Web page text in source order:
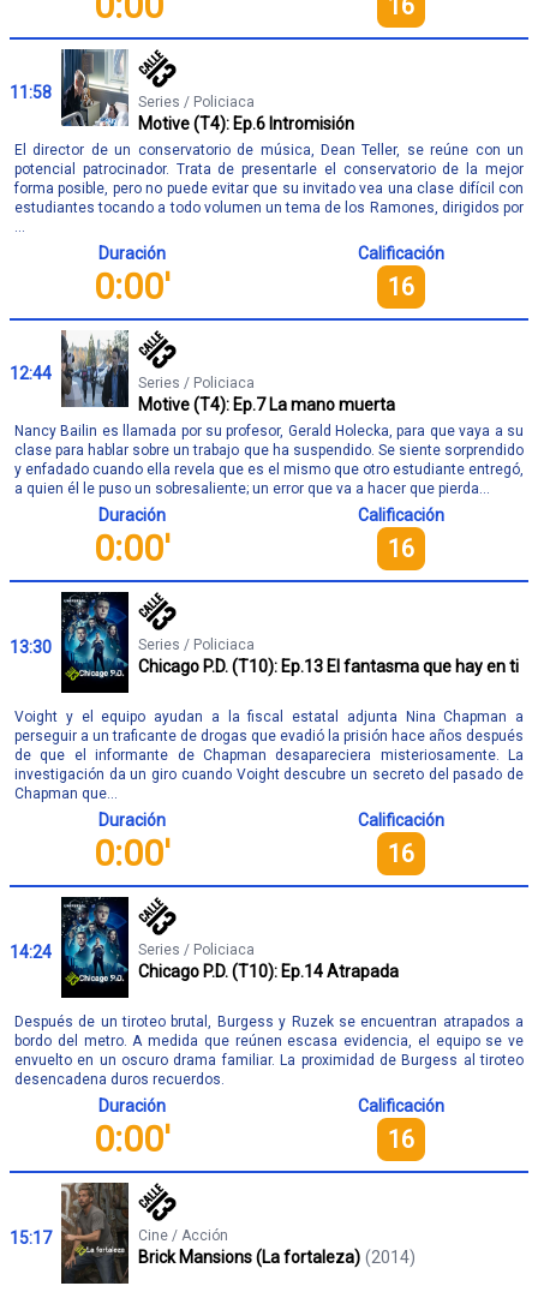
16
11:58 Series / Policiaca
Motive (T4): Ep.6 Intromisión
El director de un conservatorio de música, Dean Teller, se reúne con un
potencial patrocinador. Trata de presentarle el conservatorio de la mejor
forma posible, pero no puede evitar que su invitado vea una clase difícil con
estudiantes tocando a todo volumen un tema de los Ramones, dirigidos por
...
Duración
0:00'
Calificación
16
12:44 Series / Policiaca
Motive (T4): Ep.7 La mano muerta
Nancy Bailin es llamada por su profesor, Gerald Holecka, para que vaya a su
clase para hablar sobre un trabajo que ha suspendido. Se siente sorprendido
y enfadado cuando ella revela que es el mismo que otro estudiante entregó,
a quien él le puso un sobresaliente; un error que va a hacer que pierda...
Duración
0:00'
Calificación
16
13:30 Series / Policiaca
Chicago P.D. (T10): Ep.13 El fantasma que hay en ti
Voight y el equipo ayudan a la fiscal estatal adjunta Nina Chapman a
perseguir a un traficante de drogas que evadió la prisión hace años después
de que el informante de Chapman desapareciera misteriosamente. La
investigación da un giro cuando Voight descubre un secreto del pasado de
Chapman que...
Duración
0:00'
Calificación
16
14:24 Series / Policiaca
Chicago P.D. (T10): Ep.14 Atrapada
Después de un tiroteo brutal, Burgess y Ruzek se encuentran atrapados a
bordo del metro. A medida que reúnen escasa evidencia, el equipo se ve
envuelto en un oscuro drama familiar. La proximidad de Burgess al tiroteo
desencadena duros recuerdos.
Duración
0:00'
Calificación
16
15:17 Cine / Acción
Brick Mansions (La fortaleza) (2014)